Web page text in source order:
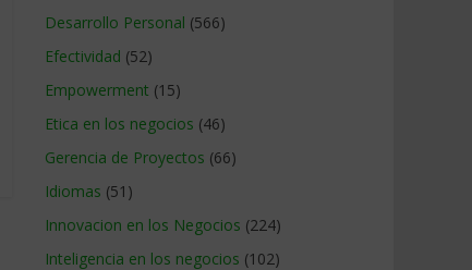
Desarrollo Personal (566)
Efectividad (52)
Empowerment (15)
Etica en los negocios (46)
Gerencia de Proyectos (66)
Idiomas (51)
Innovacion en los Negocios (224)
Inteligencia en los negocios (102)